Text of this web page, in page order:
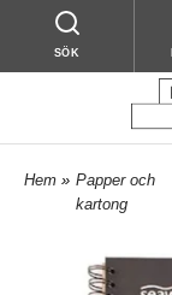
SÖK
Hem » Papper och
kartong